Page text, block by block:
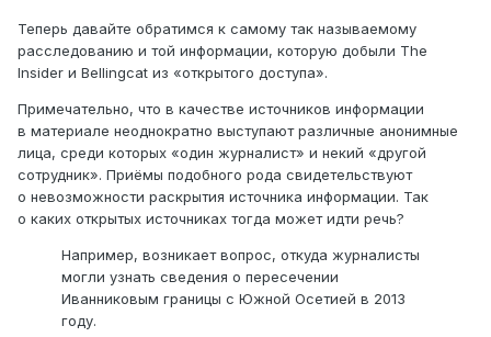
Теперь давайте обратимся к самому так называемому
расследованию и той информации, которую добыли The
Insider и Bellingcat из «открытого доступа».
Примечательно, что в качестве источников информации
в материале неоднократно выступают различные анонимные
лица, среди которых «один журналист» и некий «другой
сотрудник». Приёмы подобного рода свидетельствуют
о невозможности раскрытия источника информации. Так
о каких открытых источниках тогда может идти речь?
Например, возникает вопрос, откуда журналисты
могли узнать сведения о пересечении
Иванниковым границы с Южной Осетией в 2013
году.